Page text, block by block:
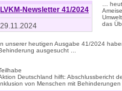
LVKM-Newsletter 41/2024
29.11.2024
…
das
unserer heutigen Ausgabe 41/2024
ausgesucht ...
Deutschland hilft: Abschlussbericht
von Menschen mit